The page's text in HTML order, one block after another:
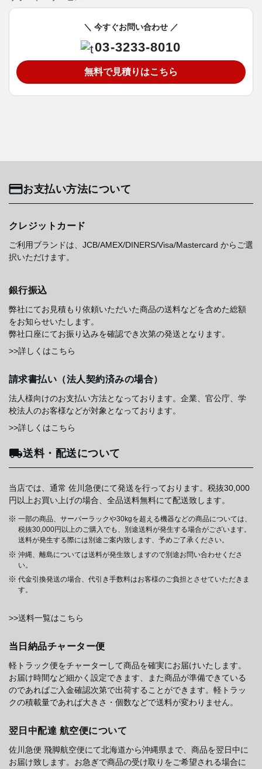
＼ 今すぐお問い合わせ ／
03-3233-8010
無料で見積りはこちら
お支払い方法について
クレジットカード
ご利用ブランドは、JCB/AMEX/DINERS/Visa/Mastercard からご選
択いただけます。
銀行振込
弊社にてお見積もり依頼いただいた商品の送料などを含めた総額
をお知らせいたします。
弊社口座にてお振り込みを確認でき次第の発送となります。
>>詳しくはこちら
請求書払い（法人契約済みの場合）
法人様向けのお支払い方法となっております。企業、官公庁、学
校法人のお客様などが対象となっております。
>>詳しくはこちら
送料・配送について
当店では、通常 佐川急便にて発送を行っております。税抜30,000
円以上お買い上げの場合、全品送料無料にて配送致します。
一部の商品、サーバーラックや30kgを超える機器などの商品については、
税抜30,000円以上のご購入でも、別途送料が発生する場合がございます。
送料が発生する際には別途ご案内致します、予めご了承ください。
沖縄、離島については送料が発生致しますので別途お問い合わせくださ
い。
代金引換発送の場合、代引き手数料はお客様のご負担とさせていただきま
す。
>>送料一覧はこちら
当日納品チャーター便
軽トラック便をチャーターして商品を確実にお届けいたします。
お届け時間など細かく設定できます、また商品が準備できている
のであればご入金確認次第で出荷することができます。軽トラッ
クの積載量であれば大きさ・個数などで送料が変わりません。
翌日中配達 航空便について
佐川急便 飛脚航空便にて北海道から沖縄県まで、商品を翌日中に
お届け致します。お急ぎで商品の受け取りをご希望される場合に